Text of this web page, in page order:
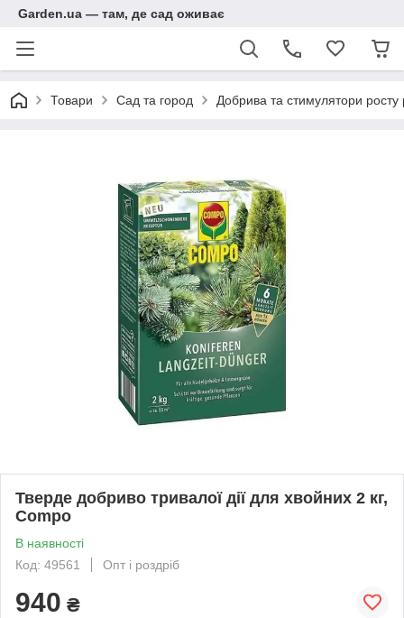
Garden.ua — там, де сад оживає
Товари Сад та город Добрива та стимулятори росту
Тверде добриво тривалої дії для хвойних 2 кг,
Compo
В наявності
Код: 49561
Опт і роздріб
940 ₴